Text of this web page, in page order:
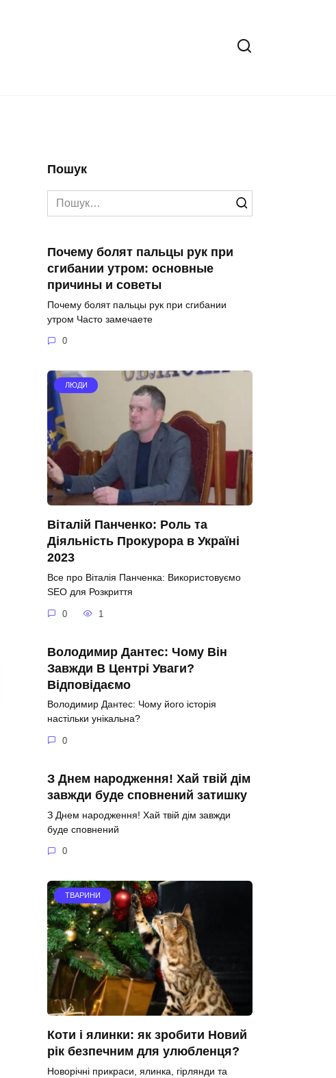
Пошук
Search
for:
Почему болят пальцы рук при
сгибании утром: основные
причины и советы
Почему болят пальцы рук при сгибании
утром Часто замечаете
0
ЛЮДИ
Віталій Панченко: Роль та
Діяльність Прокурора в Україні
2023
Все про Віталія Панченка: Використовуємо
SEO для Розкриття
0 1
Володимир Дантес: Чому Він
Завжди В Центрі Уваги?
Відповідаємо
Володимир Дантес: Чому його історія
настільки унікальна?
0
З Днем народження! Хай твій дім
завжди буде сповнений затишку
З Днем народження! Хай твій дім завжди
буде сповнений
0
ТВАРИНИ
Коти і ялинки: як зробити Новий
рік безпечним для улюбленця?
Новорічні прикраси, ялинка, гірлянди та